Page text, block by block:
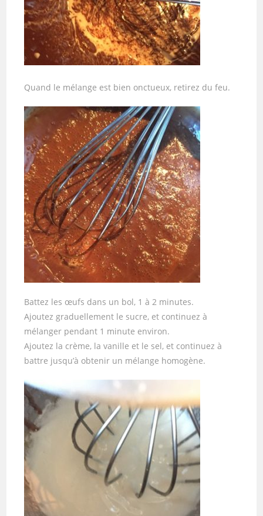
Quand le mélange est bien onctueux, retirez du feu.
Battez les œufs dans un bol, 1 à 2 minutes.
Ajoutez graduellement le sucre, et continuez à
mélanger pendant 1 minute environ.
Ajoutez la crème, la vanille et le sel, et continuez à
battre jusqu’à obtenir un mélange homogène.